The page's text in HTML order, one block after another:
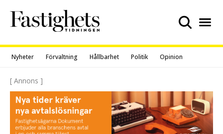
content
Nyheter Förvaltning Hållbarhet Politik Opinion
[ Annons ]